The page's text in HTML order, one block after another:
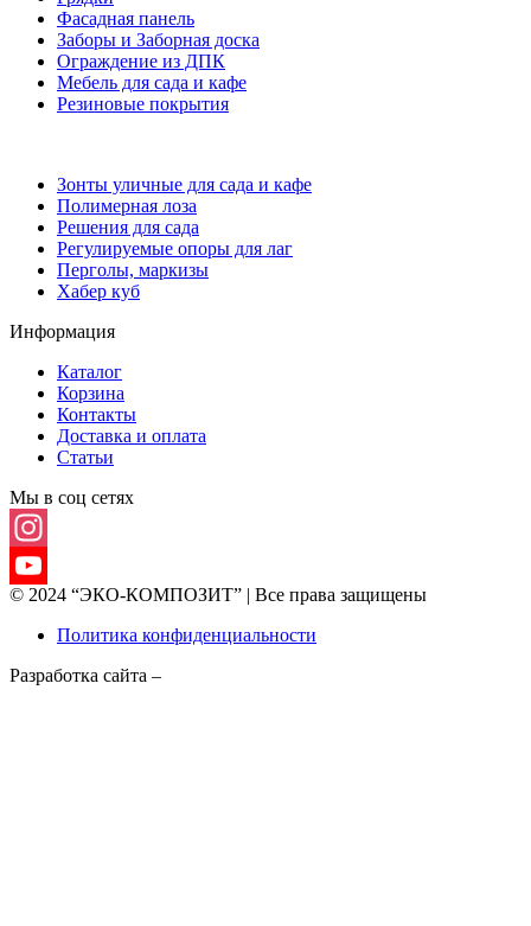
Фасадная панель
Заборы и Заборная доска
Ограждение из ДПК
Мебель для сада и кафе
Резиновые покрытия
Зонты уличные для сада и кафе
Полимерная лоза
Решения для сада
Регулируемые опоры для лаг
Перголы, маркизы
Хабер куб
Информация
Каталог
Корзина
Контакты
Доставка и оплата
Статьи
Мы в соц сетях
Instagram
YouTube
Channel
© 2024 “ЭКО-КОМПОЗИТ” | Все права защищены
Политика конфиденциальности
Разработка сайта –